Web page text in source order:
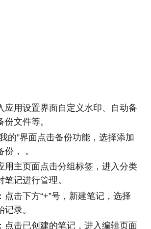
应用设置界面自定义水印、自动备
文件等。
的”界面点击备份功能，选择添加
， 。
用主页面点击分组标签，进入分类
记进行管理。
点击下方“+”号，新建笔记，选择
录。
点击已创建的笔记，进入编辑页面